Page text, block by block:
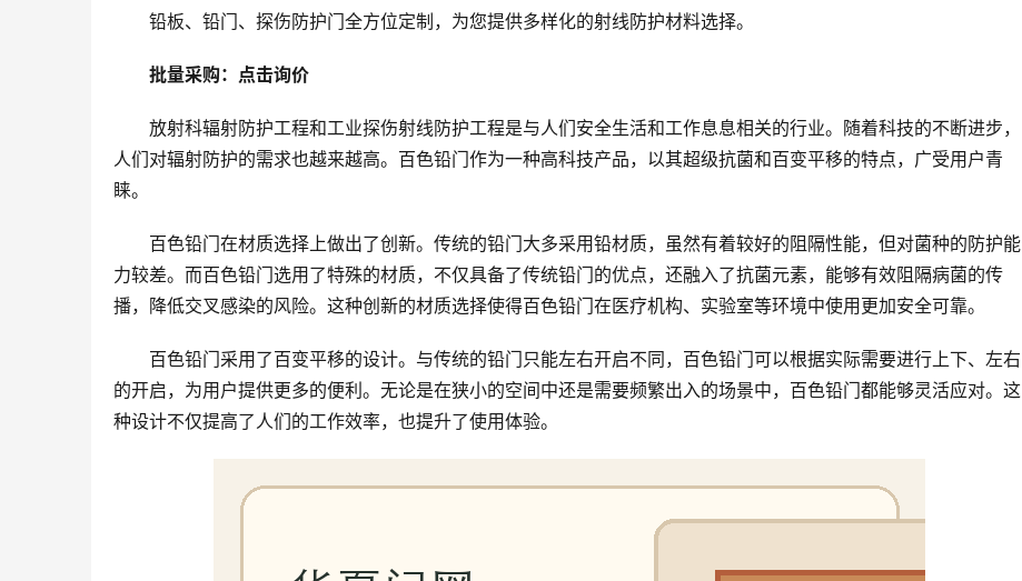
铅板、铅门、探伤防护门全方位定制，为您提供多样化的射线防护材料选择。
批量采购：点击询价
放射科辐射防护工程和工业探伤射线防护工程是与人们安全生活和工作息息相关的行业。随着科技的不断进步，
人们对辐射防护的需求也越来越高。百色铅门作为一种高科技产品，以其超级抗菌和百变平移的特点，广受用户青
睐。
百色铅门在材质选择上做出了创新。传统的铅门大多采用铅材质，虽然有着较好的阻隔性能，但对菌种的防护能
力较差。而百色铅门选用了特殊的材质，不仅具备了传统铅门的优点，还融入了抗菌元素，能够有效阻隔病菌的传
播，降低交叉感染的风险。这种创新的材质选择使得百色铅门在医疗机构、实验室等环境中使用更加安全可靠。
百色铅门采用了百变平移的设计。与传统的铅门只能左右开启不同，百色铅门可以根据实际需要进行上下、左右
的开启，为用户提供更多的便利。无论是在狭小的空间中还是需要频繁出入的场景中，百色铅门都能够灵活应对。这
种设计不仅提高了人们的工作效率，也提升了使用体验。